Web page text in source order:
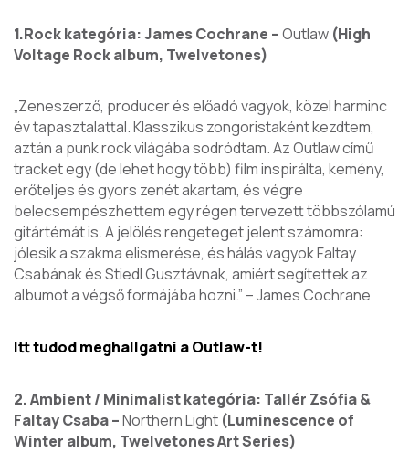
1.Rock kategória: James Cochrane –Outlaw (High
Voltage Rock album, Twelvetones)
„Zeneszerző, producer és előadó vagyok, közel harminc
év tapasztalattal. Klasszikus zongoristaként kezdtem,
aztán a punk rock világába sodródtam. Az Outlaw című
tracket egy (de lehet hogy több) film inspirálta, kemény,
erőteljes és gyors zenét akartam, és végre
belecsempészhettem egy régen tervezett többszólamú
gitártémát is. A jelölés rengeteget jelent számomra:
jólesik a szakma elismerése, és hálás vagyok Faltay
Csabának és Stiedl Gusztávnak, amiért segítettek az
albumot a végső formájába hozni.” – James Cochrane
Itt tudod meghallgatni a Outlaw-t!
2. Ambient / Minimalist kategória: Tallér Zsófia &
Faltay Csaba –Northern Light (Luminescence of
Winter album, Twelvetones Art Series)